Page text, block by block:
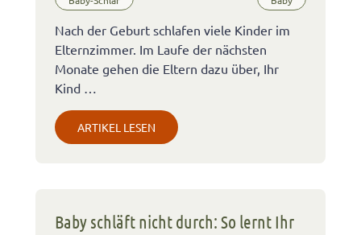
Nach der Geburt schlafen viele Kinder im
Elternzimmer. Im Laufe der nächsten
Monate gehen die Eltern dazu über, Ihr
Kind …
ARTIKEL LESEN
Baby schläft nicht durch: So lernt Ihr